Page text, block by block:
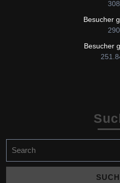
308
Besucher
290
Besucher
for: